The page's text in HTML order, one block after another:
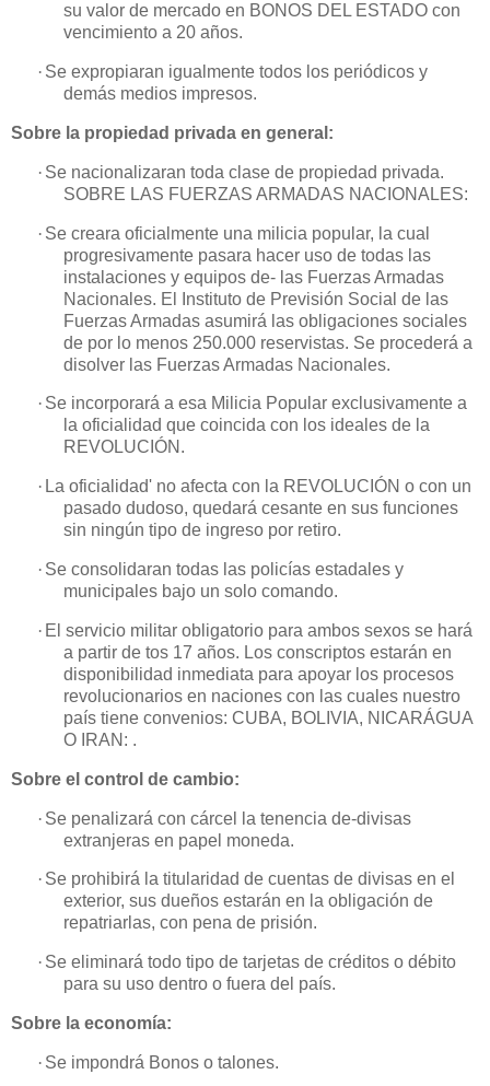
su valor de mercado en BONOS DEL ESTADO con
vencimiento a 20 años.
· Se expropiaran igualmente todos los periódicos y
demás medios impresos.
Sobre la propiedad privada en general:
· Se nacionalizaran toda clase de propiedad privada.
SOBRE LAS FUERZAS ARMADAS NACIONALES:
· Se creara oficialmente una milicia popular, la cual
progresivamente pasara hacer uso de todas las
instalaciones y equipos de- las Fuerzas Armadas
Nacionales. El Instituto de Previsión Social de las
Fuerzas Armadas asumirá las obligaciones sociales
de por lo menos 250.000 reservistas. Se procederá a
disolver las Fuerzas Armadas Nacionales.
· Se incorporará a esa Milicia Popular exclusivamente a
la oficialidad que coincida con los ideales de la
REVOLUCIÓN.
· La oficialidad' no afecta con la REVOLUCIÓN o con un
pasado dudoso, quedará cesante en sus funciones
sin ningún tipo de ingreso por retiro.
· Se consolidaran todas las policías estadales y
municipales bajo un solo comando.
· El servicio militar obligatorio para ambos sexos se hará
a partir de tos 17 años. Los conscriptos estarán en
disponibilidad inmediata para apoyar los procesos
revolucionarios en naciones con las cuales nuestro
país tiene convenios: CUBA, BOLIVIA, NICARÁGUA
O IRAN: .
Sobre el control de cambio:
· Se penalizará con cárcel la tenencia de-divisas
extranjeras en papel moneda.
· Se prohibirá la titularidad de cuentas de divisas en el
exterior, sus dueños estarán en la obligación de
repatriarlas, con pena de prisión.
· Se eliminará todo tipo de tarjetas de créditos o débito
para su uso dentro o fuera del país.
Sobre la economía:
· Se impondrá Bonos o talones.